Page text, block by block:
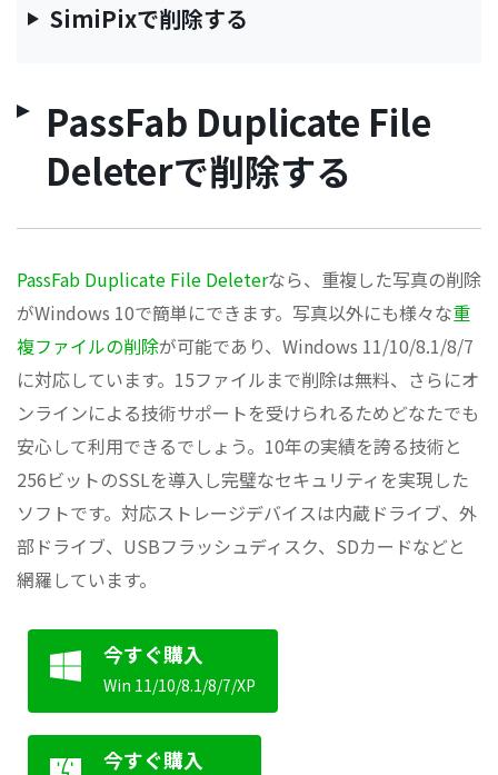
SimiPixで削除する
PassFab Duplicate File
Deleterで削除する
PassFab Duplicate File Deleterなら、重複した写真の削除
がWindows 10で簡単にできます。写真以外にも様々な重
複ファイルの削除が可能であり、Windows 11/10/8.1/8/7
に対応しています。15ファイルまで削除は無料、さらにオ
ンラインによる技術サポートを受けられるためどなたでも
安心して利用できるでしょう。10年の実績を誇る技術と
256ビットのSSLを導入し完璧なセキュリティを実現した
ソフトです。対応ストレージデバイスは内蔵ドライブ、外
部ドライブ、USBフラッシュディスク、SDカードなどと
網羅しています。
今すぐ購入
Win 11/10/8.1/8/7/XP
今すぐ購入